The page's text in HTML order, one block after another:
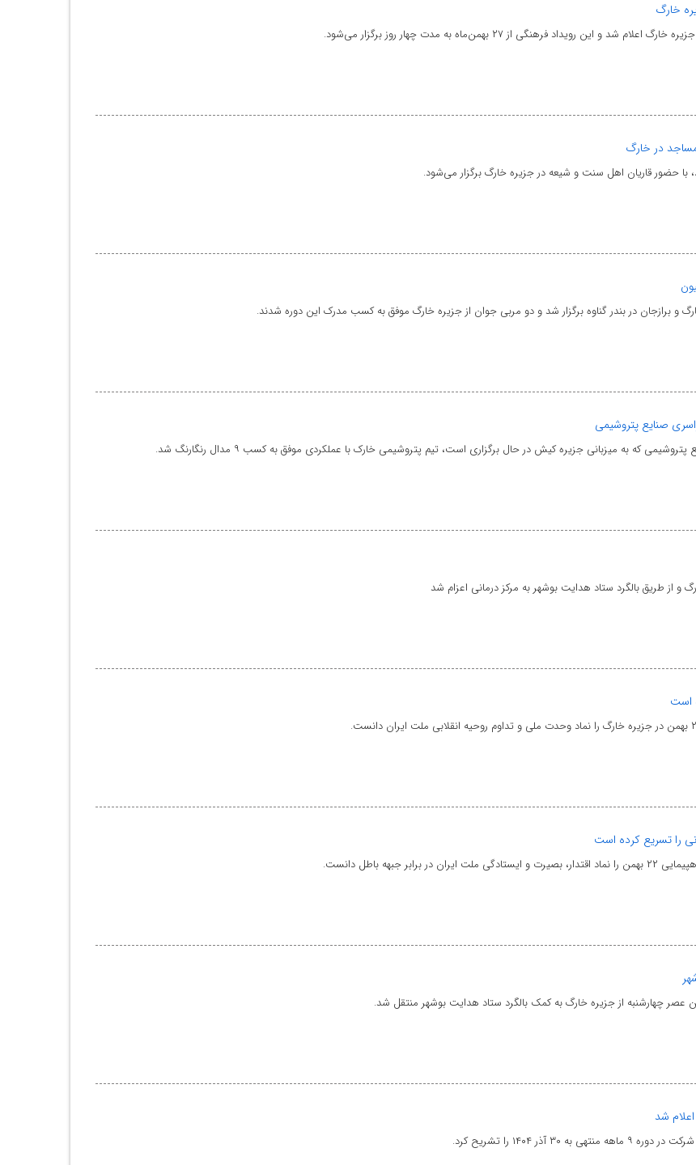
خارگ
فرهنگی از ۲۷ بهمن‌ماه به مدت چهار روز برگزار می‌شود.
در خارگ
حضور قاریان اهل سنت و شیعه در جزیره خارگ برگزار می‌شود.
و برازجان در بندر گناوه برگزار شد و دو مربی جوان از جزیره خارگ موفق به کسب مدرک این دوره شدند.
صنایع پتروشیمی
که به میزبانی جزیره کیش در حال برگزاری است، تیم پتروشیمی خارک با عملکردی موفق به کسب ۹ مدال رنگارنگ شد.
از طریق بالگرد ستاد هدایت بوشهر به مرکز درمانی اعزام شد
است
را تسریع کرده است
باطل دانست.
چهارشنبه از جزیره خارگ به کمک بالگرد ستاد هدایت بوشهر منتقل شد.
۱۴۰۴ را تشریح کرد.